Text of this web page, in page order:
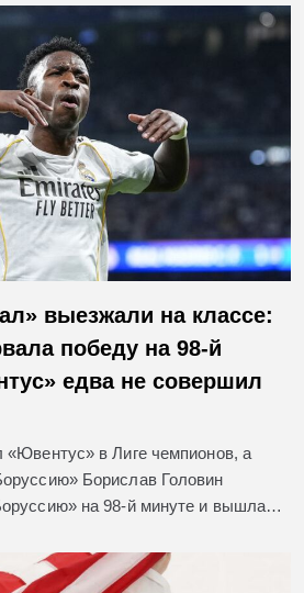
выезжали на классе:
победу на 98‑й
едва не совершил
«Ювентус» в Лиге чемпионов, а
Борислав Головин
на 98‑й минуте и вышла…